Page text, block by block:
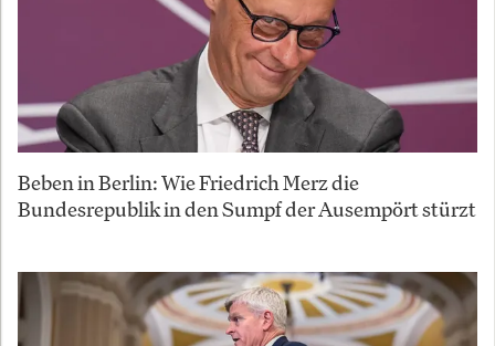
Beben in Berlin: Wie Friedrich Merz die
Bundesrepublik in den Sumpf der Ausempört stürzt